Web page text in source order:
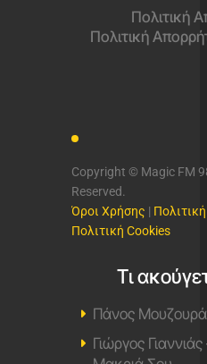
Πολιτική
Πολιτική
Copyright © Magic FM
Reserved.
Όροι Χρήσης |
Πολιτική Cookies
Τι
Πάνος
Γιώργος